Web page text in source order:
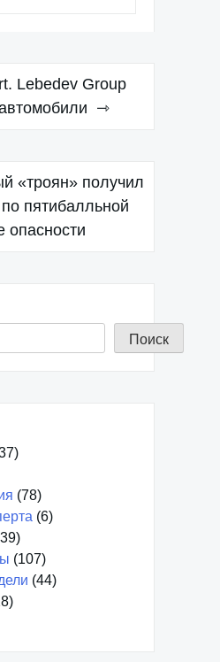
Lebedev Group
«троян» получил
пятибалльной
опасности
Поиск
(78)
(6)
(107)
(44)